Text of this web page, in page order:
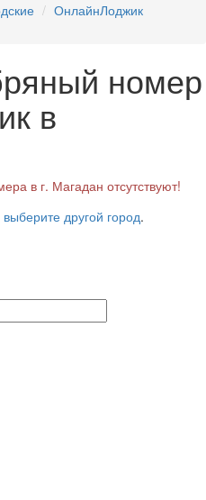
ОнлайнЛоджик
номер
в
в г. Магадан отсутствуют!
выберите другой город.